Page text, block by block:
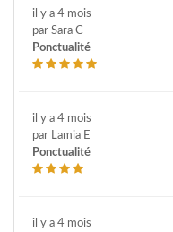
il y a 4 mois
par Sara C
Ponctualité
il y a 4 mois
par Lamia E
Ponctualité
il y a 4 mois